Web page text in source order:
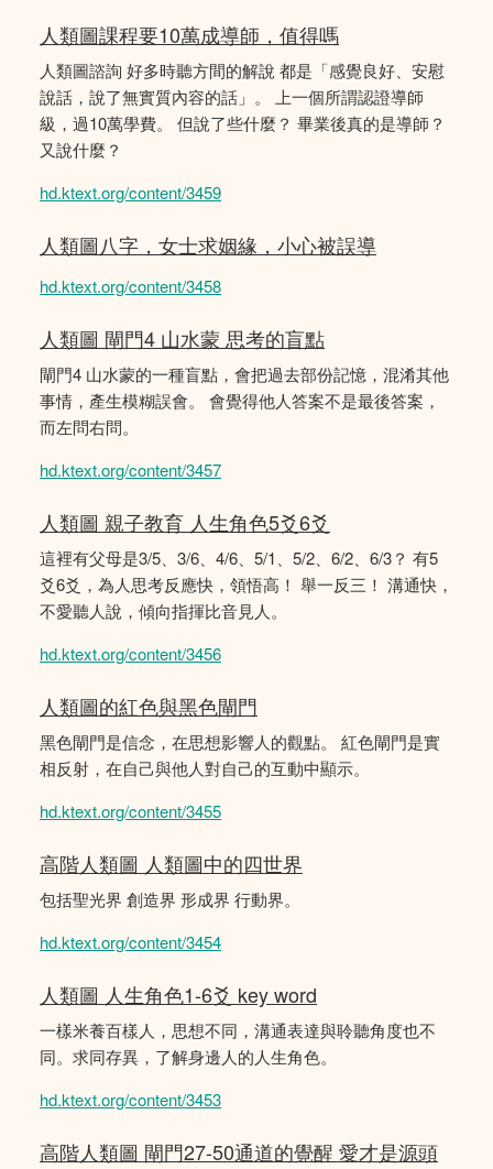
人類圖課程要10萬成導師，值得嗎
人類圖諮詢 好多時聽方間的解說 都是「感覺良好、安慰
說話，說了無實質內容的話」。 上一個所謂認證導師
級，過10萬學費。 但說了些什麼？ 畢業後真的是導師？
又說什麼？
hd.ktext.org/content/3459
人類圖八字，女士求姻緣，小心被誤導
hd.ktext.org/content/3458
人類圖 閘門4 山水蒙 思考的盲點
閘門4 山水蒙的一種盲點，會把過去部份記憶，混淆其他
事情，產生模糊誤會。 會覺得他人答案不是最後答案，
而左問右問。
hd.ktext.org/content/3457
人類圖 親子教育 人生角色5爻6爻
這裡有父母是3/5、3/6、4/6、5/1、5/2、6/2、6/3？ 有5
爻6爻，為人思考反應快，領悟高！ 舉一反三！ 溝通快，
不愛聽人說，傾向指揮比音見人。
hd.ktext.org/content/3456
人類圖的紅色與黑色閘門
黑色閘門是信念，在思想影響人的觀點。 紅色閘門是實
相反射，在自己與他人對自己的互動中顯示。
hd.ktext.org/content/3455
高階人類圖 人類圖中的四世界
包括聖光界 創造界 形成界 行動界。
hd.ktext.org/content/3454
人類圖 人生角色1-6爻 key word
一樣米養百樣人，思想不同，溝通表達與聆聽角度也不
同。求同存異，了解身邊人的人生角色。
hd.ktext.org/content/3453
高階人類圖 閘門27-50通道的覺醒 愛才是源頭